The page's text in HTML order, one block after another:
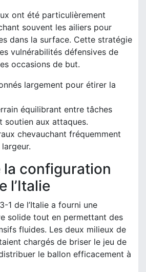
ont été particulièrement
souvent les ailiers pour
dans la surface. Cette stratégie
vulnérabilités défensives de
occasions de but.
largement pour étirer la
équilibrant entre tâches
soutien aux attaques.
chevauchant fréquemment
la configuration
l’Italie
1 de l’Italie a fourni une
solide tout en permettant des
fluides. Les deux milieux de
chargés de briser le jeu de
le ballon efficacement à